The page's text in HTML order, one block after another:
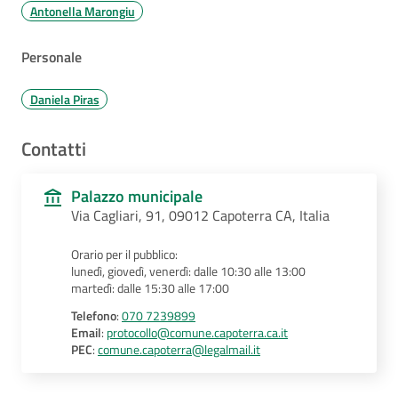
Antonella Marongiu
Personale
Daniela Piras
Contatti
Palazzo municipale
Via Cagliari, 91, 09012 Capoterra CA, Italia
Orario per il pubblico:
lunedì, giovedì, venerdì: dalle 10:30 alle 13:00
martedì: dalle 15:30 alle 17:00
Telefono:070 7239899
Email: protocollo@comune.capoterra.ca.it
PEC:comune.capoterra@legalmail.it